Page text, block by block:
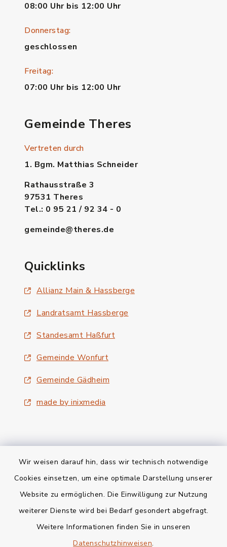
Wir weisen darauf hin, dass wir technisch notwendige
Cookies einsetzen, um eine optimale Darstellung unserer
Website zu ermöglichen. Die Einwilligung zur Nutzung
weiterer Dienste wird bei Bedarf gesondert abgefragt.
Weitere Informationen finden Sie in unseren
Datenschutzhinweisen.
08:00 Uhr bis 12:00 Uhr
Donnerstag:
geschlossen
Freitag:
07:00 Uhr bis 12:00 Uhr
Gemeinde Theres
Vertreten durch
1. Bgm. Matthias Schneider
Rathausstraße 3
97531 Theres
Tel.: 0 95 21 / 92 34 - 0
gemeinde@theres.de
Quicklinks
Allianz Main & Hassberge
Landratsamt Hassberge
Standesamt Haßfurt
Gemeinde Wonfurt
Gemeinde Gädheim
made by inixmedia
Kontakt
Barrierefreiheit